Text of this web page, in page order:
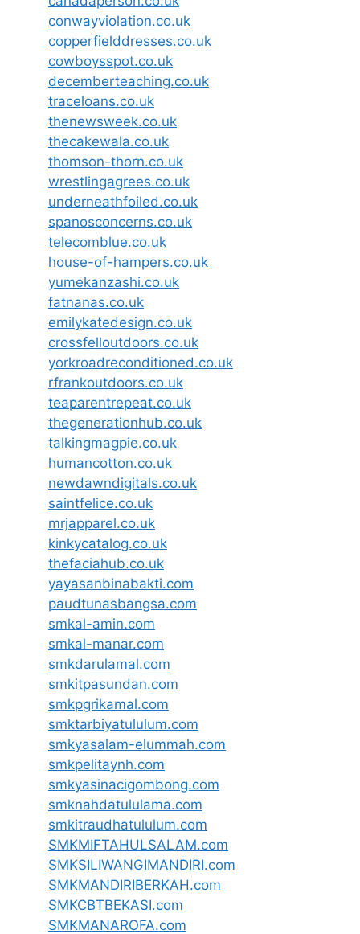
conwayviolation.co.uk
copperfielddresses.co.uk
cowboysspot.co.uk
decemberteaching.co.uk
traceloans.co.uk
thenewsweek.co.uk
thecakewala.co.uk
thomson-thorn.co.uk
wrestlingagrees.co.uk
underneathfoiled.co.uk
spanosconcerns.co.uk
telecomblue.co.uk
house-of-hampers.co.uk
yumekanzashi.co.uk
fatnanas.co.uk
emilykatedesign.co.uk
crossfelloutdoors.co.uk
yorkroadreconditioned.co.uk
rfrankoutdoors.co.uk
teaparentrepeat.co.uk
thegenerationhub.co.uk
talkingmagpie.co.uk
humancotton.co.uk
newdawndigitals.co.uk
saintfelice.co.uk
mrjapparel.co.uk
kinkycatalog.co.uk
thefaciahub.co.uk
yayasanbinabakti.com
paudtunasbangsa.com
smkal-amin.com
smkal-manar.com
smkdarulamal.com
smkitpasundan.com
smkpgrikamal.com
smktarbiyatululum.com
smkyasalam-elummah.com
smkpelitaynh.com
smkyasinacigombong.com
smknahdatululama.com
smkitraudhatululum.com
SMKMIFTAHULSALAM.com
SMKSILIWANGIMANDIRI.com
SMKMANDIRIBERKAH.com
SMKCBTBEKASI.com
SMKMANAROFA.com